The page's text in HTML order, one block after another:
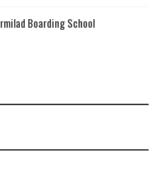
Boarding School